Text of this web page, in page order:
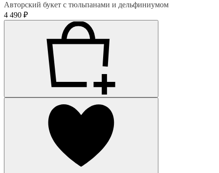
Авторский букет с тюльпанами и дельфиниумом
4 490 ₽